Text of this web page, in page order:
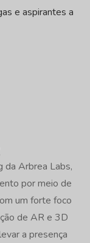
e aspirantes a
da Arbrea Labs,
por meio de
um forte foco
de AR e 3D
a presença